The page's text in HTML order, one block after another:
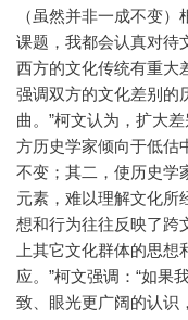
（虽然并非一成不变
课题，我都会认真对待
西方的文化传统有重大
强调双方的文化差别的
曲。”柯文认为，扩大
方历史学家倾向于低估
不变；其二，使历史学
元素，难以理解文化所
想和行为往往反映了跨
上其它文化群体的思
应。”柯文强调：“如果
致、眼光更广阔的认识